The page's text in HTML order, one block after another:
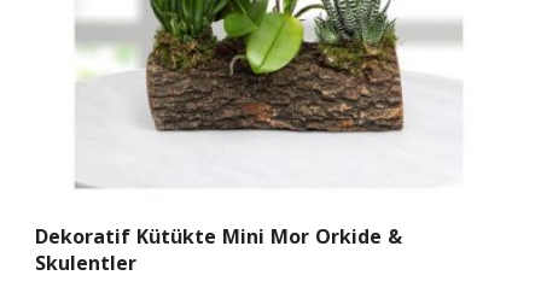
Dekoratif Kütükte Mini Mor Orkide &
Skulentler